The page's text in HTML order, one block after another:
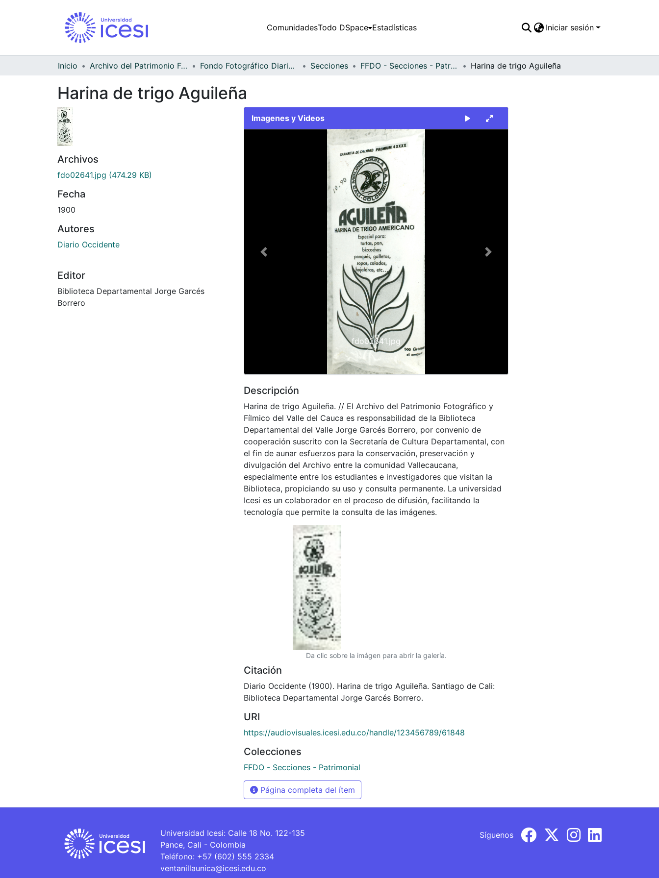
ComunidadesTodo DSpace Estadísticas Iniciar sesión
Inicio Archivo del Patrimonio Fotográfico y Fílmico del Valle del Cauca Fondo Fotográfico Diario Occidente Secciones FFDO - Secciones - Patrimonial Harina de trigo Aguileña
Harina de trigo Aguileña
Archivos
fdo02641.jpg (474.29 KB)
Fecha
1900
Autores
Diario Occidente
Editor
Biblioteca Departamental Jorge Garcés
Borrero
Imagenes y Videos
fdo02641.jpg
Previous Next
Descripción
Harina de trigo Aguileña. // El Archivo del Patrimonio Fotográfico y
Fílmico del Valle del Cauca es responsabilidad de la Biblioteca
Departamental del Valle Jorge Garcés Borrero, por convenio de
cooperación suscrito con la Secretaría de Cultura Departamental, con
el fin de aunar esfuerzos para la conservación, preservación y
divulgación del Archivo entre la comunidad Vallecaucana,
especialmente entre los estudiantes e investigadores que visitan la
Biblioteca, propiciando su uso y consulta permanente. La universidad
Icesi es un colaborador en el proceso de difusión, facilitando la
tecnología que permite la consulta de las imágenes.
Da clic sobre la imágen para abrir la galería.
Citación
Diario Occidente (1900). Harina de trigo Aguileña. Santiago de Cali:
Biblioteca Departamental Jorge Garcés Borrero.
URI
https://audiovisuales.icesi.edu.co/handle/123456789/61848
Colecciones
FFDO - Secciones - Patrimonial
Página completa del ítem
Universidad Icesi: Calle 18 No. 122-135
Pance, Cali - Colombia
Teléfono: +57 (602) 555 2334
ventanillaunica@icesi.edu.co
Síguenos